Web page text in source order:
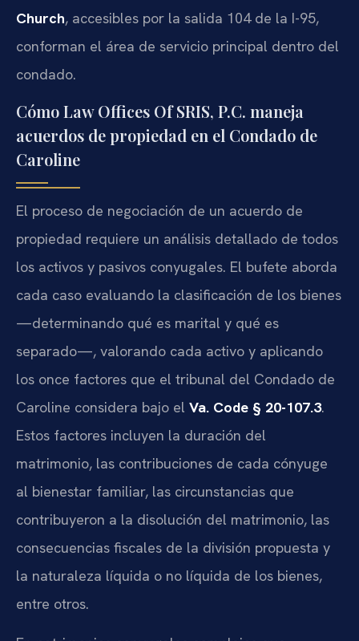
Church, accesibles por la salida 104 de la I-95,
conforman el área de servicio principal dentro del
condado.
Cómo Law Offices Of SRIS, P.C. maneja
acuerdos de propiedad en el Condado de
Caroline
El proceso de negociación de un acuerdo de
propiedad requiere un análisis detallado de todos
los activos y pasivos conyugales. El bufete aborda
cada caso evaluando la clasificación de los bienes
—determinando qué es marital y qué es
separado—, valorando cada activo y aplicando
los once factores que el tribunal del Condado de
Caroline considera bajo el Va. Code § 20-107.3.
Estos factores incluyen la duración del
matrimonio, las contribuciones de cada cónyuge
al bienestar familiar, las circunstancias que
contribuyeron a la disolución del matrimonio, las
consecuencias fiscales de la división propuesta y
la naturaleza líquida o no líquida de los bienes,
entre otros.